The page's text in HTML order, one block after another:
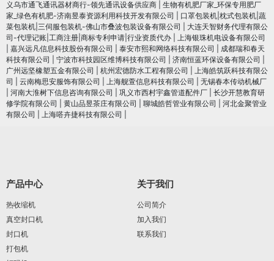
义乌市通飞通讯器材商行-领先通讯设备供应商
生物有机肥厂家_环保专用肥厂
家_绿色有机肥-济南昱泰资源利用科技开发有限公司
口罩包装机|枕式包装机|蔬
菜包装机|三伺服包装机-佛山市叠波包装设备有限公司
大连天智财务代理有限公
司-代理记账|工商注册|商标专利申请|行业资质代办
上海银珠机电设备有限公司
嘉兴远凡信息科技股份有限公司 泰安市熙和网络科技有限公司
成都瑞和春天
科技有限公司
宁波市科技园区维博科技有限公司 济南恒蓝环保设备有限公司
广州远坚橡塑五金有限公司
杭州宏德防水工程有限公司
上海皓筑跃科技有限公
司
云南梅思安服饰有限公司 上海舰萱信息科技有限公司
无锡春本传动机械厂
河南大淮树下信息咨询有限公司 巩义市西村宇鑫管道配件厂
长沙开慧教育研
修学院有限公司
黄山品昱茶庄有限公司 聊城皓哲管业有限公司
河北金聚管业
有限公司
上海嗒卉捷科技有限公司
产品中心
热收缩机
真空封口机
封口机
打包机
关于我们
公司简介
加入我们
联系我们